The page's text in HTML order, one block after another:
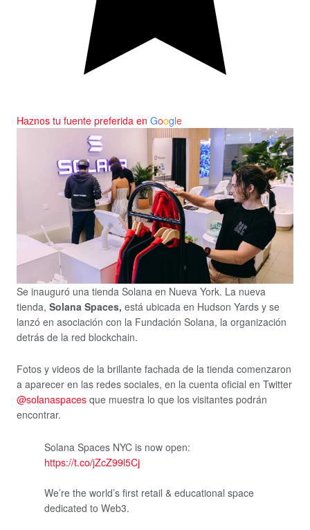
Haznos tu fuente preferida en Google
Se inauguró una tienda Solana en Nueva York. La nueva
tienda, Solana Spaces, está ubicada en Hudson Yards y se
lanzó en asociación con la Fundación Solana, la organización
detrás de la red blockchain.
Fotos y videos de la brillante fachada de la tienda comenzaron
a aparecer en las redes sociales, en la cuenta oficial en Twitter
@solanaspaces que muestra lo que los visitantes podrán
encontrar.
Solana Spaces NYC is now open:
https://t.co/jZcZ99l5Cj
We’re the world’s first retail & educational space
dedicated to Web3.